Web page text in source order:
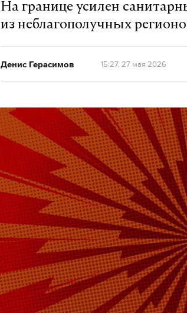
На границе усилен
из неблагополучных
Денис Герасимов 15:27, 27 мая 2026